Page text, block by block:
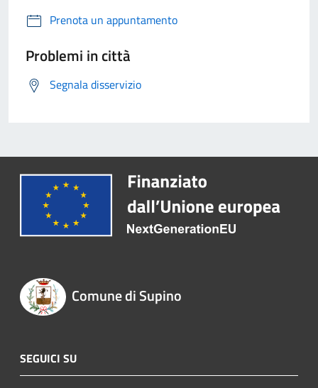
Prenota un appuntamento
Problemi in città
Segnala disservizio
Comune di Supino
SEGUICI SU